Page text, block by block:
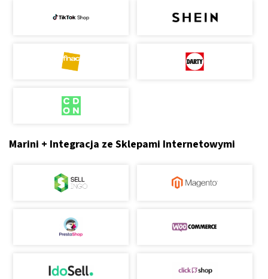
Marini + Integracja ze Sklepami Internetowymi